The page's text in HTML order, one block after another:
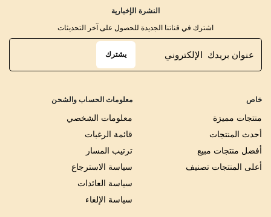
خاص
منتجات مميزة
أحدث المنتجات
أفضل منتجات مبيع
أعلى المنتجات تصنيف
معلومات الحساب والشحن
معلومات الشخصي
قائمة الرغبات
ترتيب المسار
سياسة الاسترجاع
سياسة العائدات
سياسة الإلغاء
النشرة الإخبارية
اشترك في قناتنا الجديدة للحصول على آخر التحديثات
يشترك